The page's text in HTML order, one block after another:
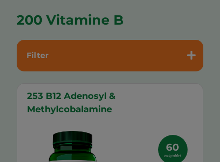
200 Vitamine B
Filter
253 B12 Adenosyl &
Methylcobalamine
60
zuigtablet